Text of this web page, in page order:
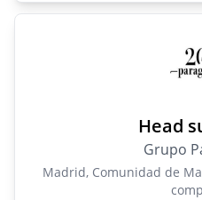
Head
Grupo
Madrid, Comunidad de